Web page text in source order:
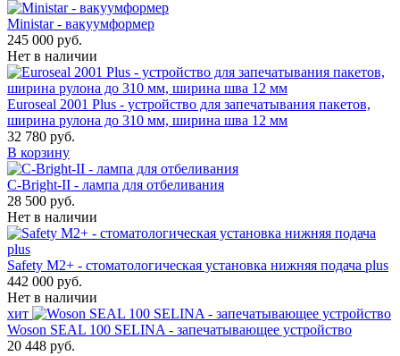
Ministar - вакуумформер
245 000 руб.
Нет в наличии
Euroseal 2001 Plus - устройство для запечатывания пакетов,
ширина рулона до 310 мм, ширина шва 12 мм
32 780 руб.
В корзину
С-Bright-II - лампа для отбеливания
28 500 руб.
Нет в наличии
Safety M2+ - стоматологическая установка нижняя подача plus
442 000 руб.
Нет в наличии
хит
Woson SEAL 100 SELINA - запечатывающее устройство
20 448 руб.